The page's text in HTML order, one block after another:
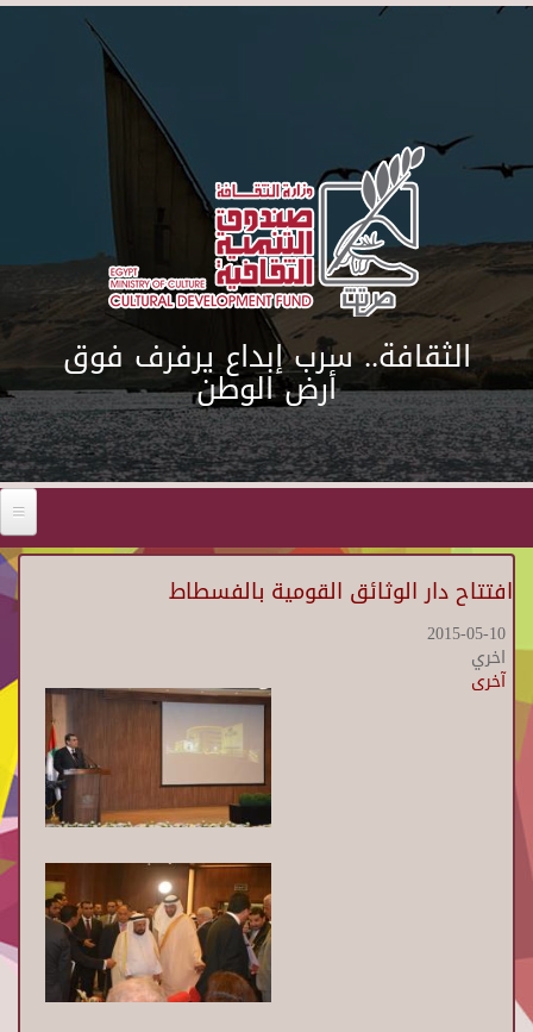
Skip to main content
الثقافة.. سرب إبداع يرفرف فوق
أرض الوطن
افتتاح دار الوثائق القومية بالفسطاط
2015-05-10
اخري
آخرى